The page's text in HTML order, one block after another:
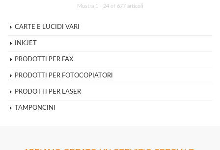
Mostra 1 - 24 of 677 articoli
CARTE E LUCIDI VARI
INKJET
PRODOTTI PER FAX
PRODOTTI PER FOTOCOPIATORI
PRODOTTI PER LASER
TAMPONCINI